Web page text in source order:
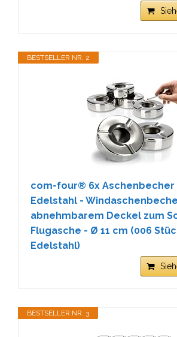
BESTSELLER NR. 2
com-four® 6x Aschenbecher
Edelstahl -
abnehmbarem Deckel zum
Flugasche - Ø 11 cm (006
Edelstahl)
BESTSELLER NR. 3